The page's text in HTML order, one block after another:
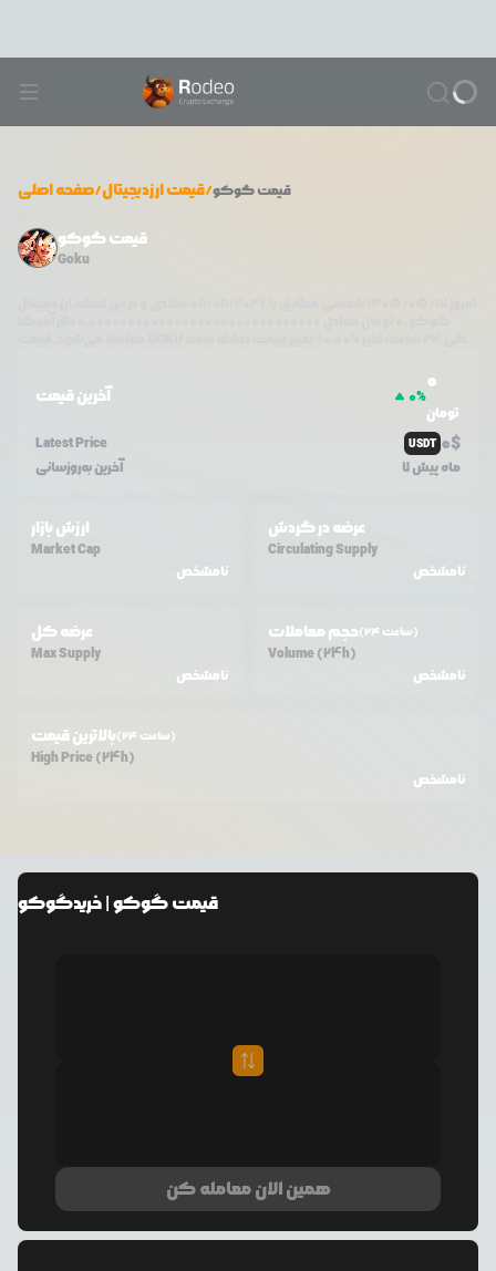
صفحه اصلی/قیمت ارزدیجیتال/ قیمتگوکو
قیمت گوکو
Goku
آخرین قیمت 0%
0
تومان
Latest Price
USDT 0$
آخرین به‌روزسانی 7 ماه پیش
ارزش بازار
Market Cap
نامشخص
عرضه در گردش
Circulating Supply
نامشخص
عرضه کل
Max Supply
نامشخص
حجم معاملات (24 ساعت)
Volume (24h)
نامشخص
بالاترین قیمت (24 ساعت)
High Price (24h)
نامشخص
قیمتگوکو| خریدگوکو
همین الان معامله کن